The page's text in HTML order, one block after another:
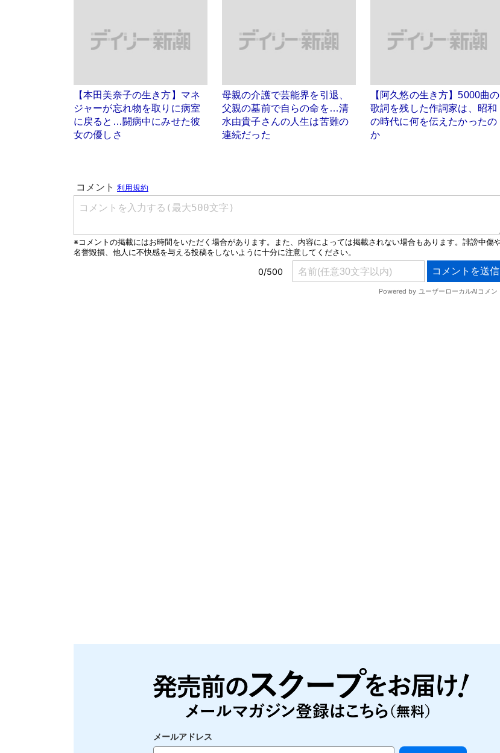
【本田美奈子の生き方】マネ
ジャーが忘れ物を取りに病室
に戻ると…闘病中にみせた彼
女の優しさ
母親の介護で芸能界を引退、
父親の墓前で自らの命を…清
水由貴子さんの人生は苦難の
連続だった
【阿久悠の生き方】5000曲の
歌詞を残した作詞家は、昭和
の時代に何を伝えたかったの
か
メールアドレス